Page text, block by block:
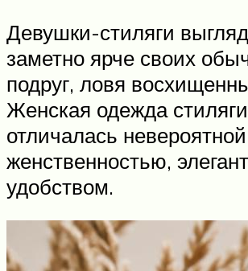
Девушки-стиляги
заметно ярче своих
подруг, ловя
Женская одежда стиляги
отличалась невероятной
женственностью,
удобством.